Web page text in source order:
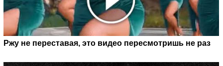
Ржу не переставая, это видео пересмотришь не раз